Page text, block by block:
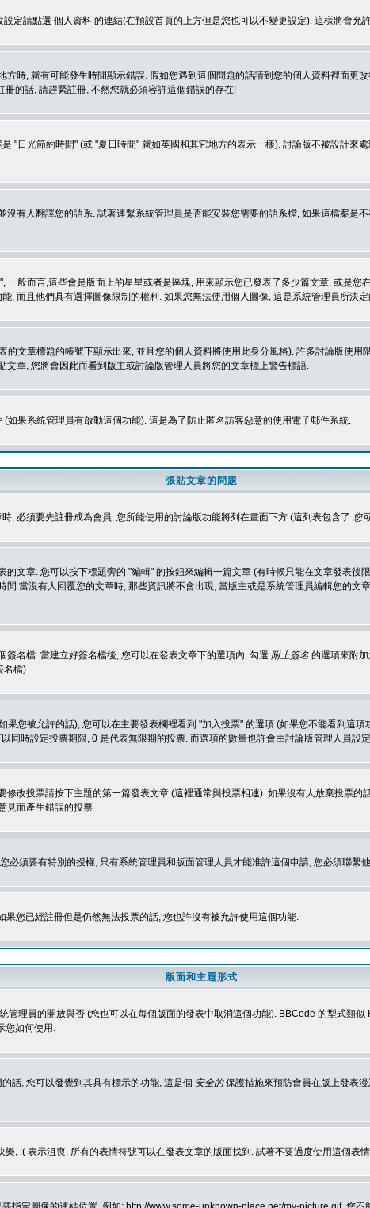
設定請點選 個人資料 的連結(在預設首頁的上方但是您也可以不變更設定). 這樣將會允
時, 就有可能發生時間顯示錯誤. 假如您遇到這個問題的話請到您的個人資料裡面更
的話, 請趕緊註冊, 不然您就必須容許這個錯誤的存在!
"日光節約時間" (或 "夏日時間" 就如英國和其它地方的表示一樣). 討論版不被設計來
有人翻譯您的語系. 試著連繫系統管理員是否能安裝您需要的語系檔, 如果這檔案是
般而言,這些會是版面上的星星或者是區塊, 用來顯示您已發表了多少篇文章, 或是
, 而且他們具有選擇圖像限制的權利. 如果您無法使用個人圖像, 這是系統管理員所決
文章標題的帳號下顯示出來, 並且您的個人資料將使用此身分風格). 許多討論版使
章, 您將會因此而看到版主或討論版管理人員將您的文章標上警告標語.
果系統管理員有啟動這個功能). 這是為了防止匿名訪客惡意的使用電子郵件系統.
張貼文章的問題
, 必須要先註冊成為會員, 您所能使用的討論版功能將列在畫面下方 (這列表包含了 您
文章. 您可以按下標題旁的 "編輯" 的按鈕來編輯一篇文章 (有時候只能在文章發表
.當沒有人回覆您的文章時, 那些資訊將不會出現, 當版主或是系統管理員編輯您的
名檔. 當建立好簽名檔後, 您可以在發表文章下的選項內, 勾選 附上簽名 的選項來附
名檔)
您被允許的話), 您可以在主要發表欄裡看到 "加入投票" 的選項 (如果您不能看到這
同時設定投票期限, 0 是代表無限期的投票. 而選項的數量也許會由討論版管理人員設
改投票請按下主題的第一篇發表文章 (這裡通常與投票相連). 如果沒有人放棄投票
見而產生錯誤的投票
必須要有特別的授權, 只有系統管理員和版面管理人員才能准許這個申請, 您必須聯繫
您已經註冊但是仍然無法投票的話, 您也許沒有被允許使用這個功能.
版面和主題形式
理員的開放與否 (您也可以在每個版面的發表中取消這個功能). BBCode 的型式類
您如何使用.
話, 您可以發覺到其具有標示的功能, 這是個 安全的保護措施來預防會員在版上發表
, :( 表示沮喪. 所有的表情符號可以在發表文章的版面找到. 試著不要過度使用這個